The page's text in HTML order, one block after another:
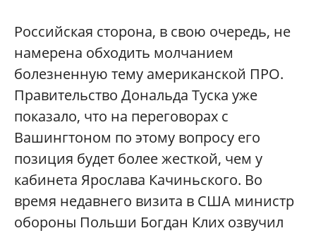
Российская сторона, в свою очередь, не
намерена обходить молчанием
болезненную тему американской ПРО.
Правительство Дональда Туска уже
показало, что на переговорах с
Вашингтоном по этому вопросу его
позиция будет более жесткой, чем у
кабинета Ярослава Качиньского. Во
время недавнего визита в США министр
обороны Польши Богдан Клих озвучил